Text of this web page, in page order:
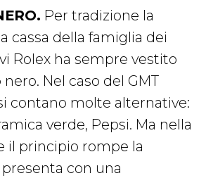
Per tradizione la
cassa della famiglia dei
Rolex ha sempre vestito
nero. Nel caso del GMT
contano molte alternative:
verde, Pepsi. Ma nella
il principio rompe la
con una